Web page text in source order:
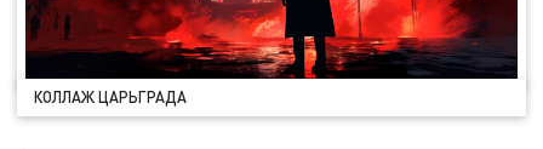
КОЛЛАЖ ЦАРЬГРАДА